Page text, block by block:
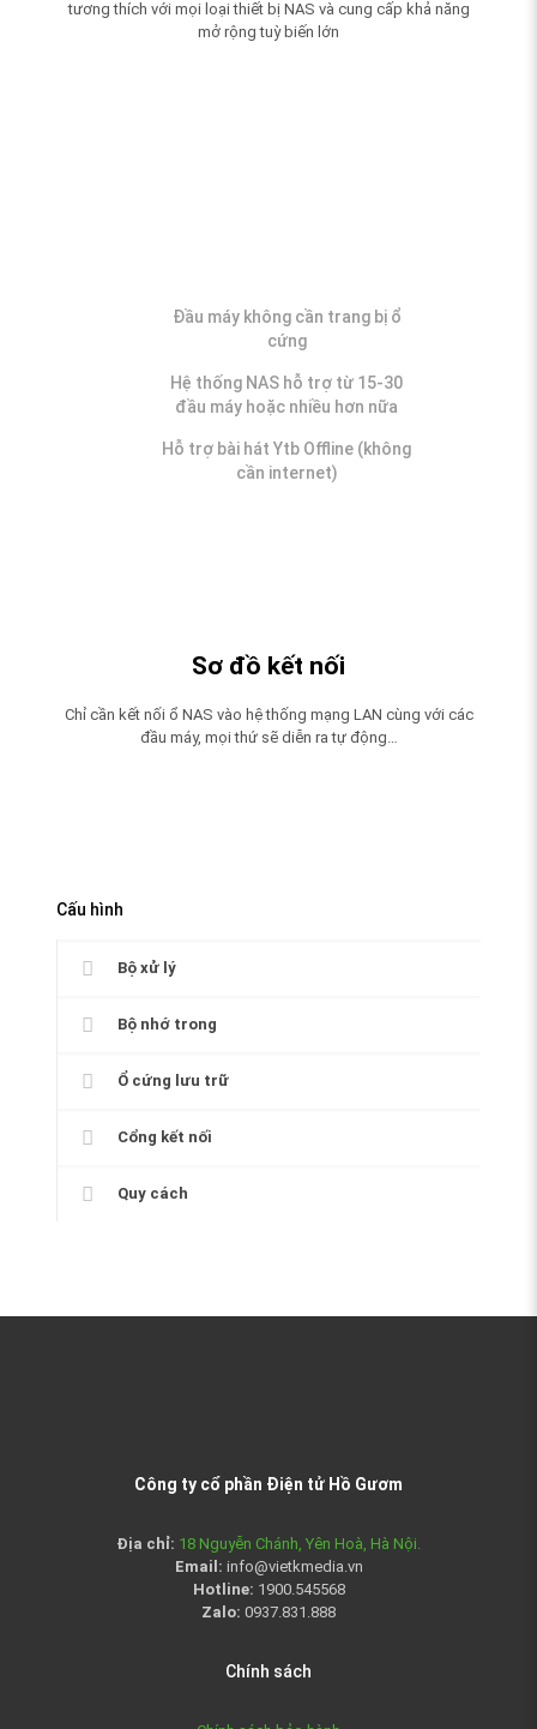
tương thích với mọi loại thiết bị NAS và cung cấp khả năng
mở rộng tuỳ biến lớn
Đầu máy không cần trang bị ổ
cứng
Hệ thống NAS hỗ trợ từ 15-30
đầu máy hoặc nhiều hơn nữa
Hỗ trợ bài hát Ytb Offline (không
cần internet)
Sơ đồ kết nối
Chỉ cần kết nối ổ NAS vào hệ thống mạng LAN cùng với các
đầu máy, mọi thứ sẽ diễn ra tự động…
Cấu hình
Bộ xử lý
Bộ nhớ trong
Ổ cứng lưu trữ
Cổng kết nối
Quy cách
Công ty cổ phần Điện tử Hồ Gươm
Địa chỉ: 18 Nguyễn Chánh, Yên Hoà, Hà Nội.
Email: info@vietkmedia.vn
Hotline: 1900.545568
Zalo: 0937.831.888
Chính sách